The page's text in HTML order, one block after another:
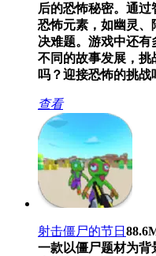
后的恐怖秘密。通
恐怖元素，如幽灵、
决难题。游戏中还
不同的故事发展，挑
吗？迎接恐怖的挑战
查看
射击僵尸的节日
一款以僵尸题材为背